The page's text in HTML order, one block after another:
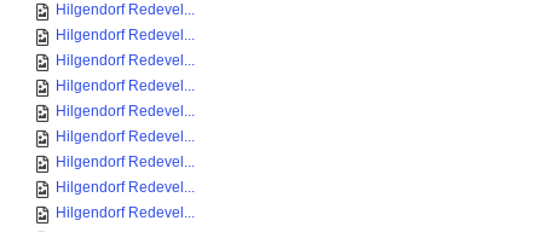
Hilgendorf Redevel...
Hilgendorf Redevel...
Hilgendorf Redevel...
Hilgendorf Redevel...
Hilgendorf Redevel...
Hilgendorf Redevel...
Hilgendorf Redevel...
Hilgendorf Redevel...
Hilgendorf Redevel...